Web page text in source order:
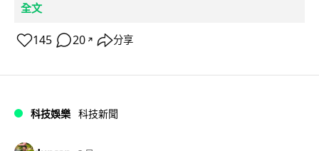
全文
145 20 ↗ 分享
科技娛樂 科技新聞